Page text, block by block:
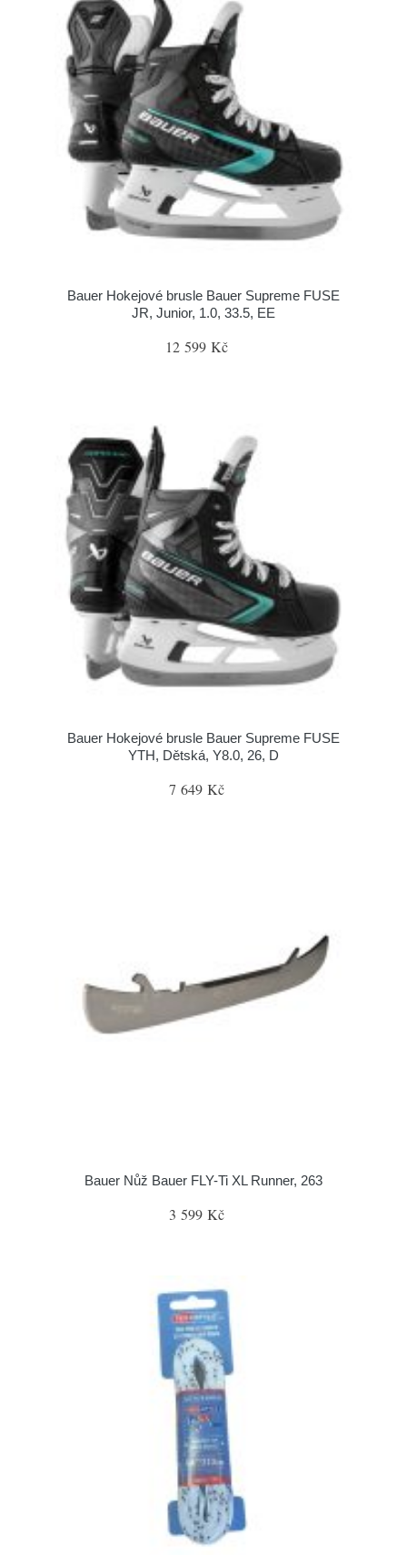
Bauer Hokejové brusle Bauer Supreme FUSE
JR, Junior, 1.0, 33.5, EE
12 599 Kč
Bauer Hokejové brusle Bauer Supreme FUSE
YTH, Dětská, Y8.0, 26, D
7 649 Kč
Bauer Nůž Bauer FLY-Ti XL Runner, 263
3 599 Kč